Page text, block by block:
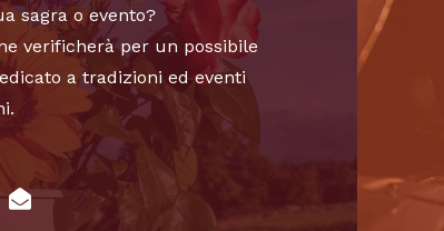
sagra o evento?
verificherà per un possibile
a tradizioni ed eventi